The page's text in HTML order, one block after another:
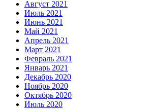
Август 2021
Июль 2021
Июнь 2021
Май 2021
Апрель 2021
Март 2021
Февраль 2021
Январь 2021
Декабрь 2020
Ноябрь 2020
Октябрь 2020
Июль 2020